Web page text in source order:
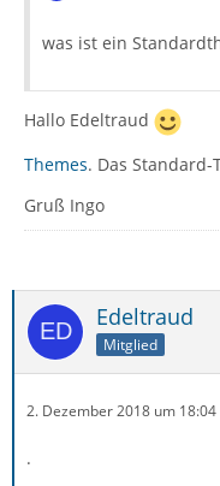
was ist ein
Hallo Edeltraud
Themes. Das
Gruß Ingo
Edeltraud
Mitglied
2. Dezember 2018 um 18:04
.